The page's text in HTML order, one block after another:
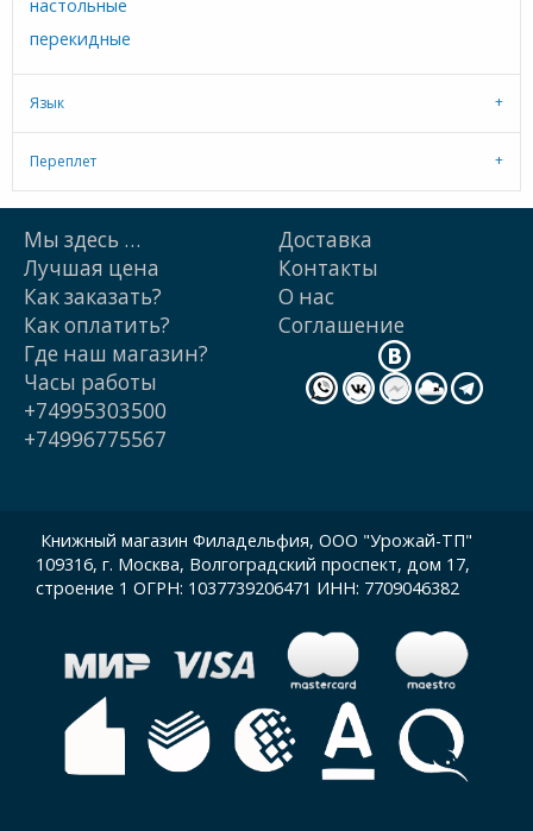
настольные
перекидные
Язык
Переплет
Мы здесь …
Лучшая цена
Как заказать?
Как оплатить?
Доставка
Контакты
О нас
Cоглашение
Где наш магазин?
Часы работы
+74995303500
+74996775567
Книжный магазин Филадельфия, ООО "Урожай-ТП"
109316, г. Москва, Волгоградский проспект, дом 17,
строение 1 ОГРН: 1037739206471 ИНН: 7709046382